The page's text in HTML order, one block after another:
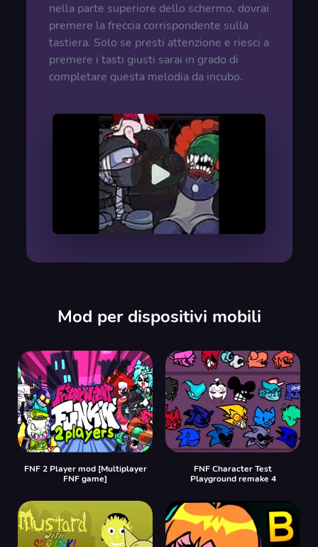
nella parte superiore dello schermo, dovrai
premere la freccia corrispondente sulla
tastiera. Solo se presti attenzione e riesci a
premere i tasti giusti sarai in grado di
completare questa melodia da incubo.
Mod per dispositivi mobili
FNF 2 Player mod [Multiplayer
FNF game]
FNF Character Test
Playground remake 4